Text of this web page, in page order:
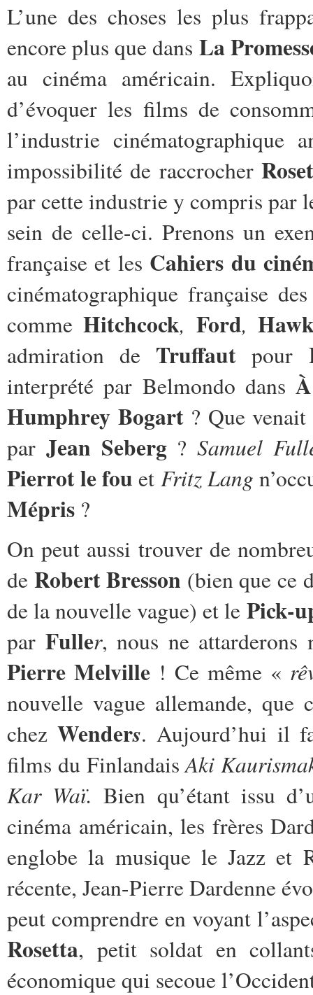
L’une des choses les plus
encore plus que dans La
au cinéma américain.
d’évoquer les films de
l’industrie
impossibilité de raccrocher
par cette industrie y compris par
sein de celle-ci. Prenons un
française et les Cahiers du
cinématographique française
commeHitchcock, Ford,
admiration de Truffaut pour
interprété par Belmondo dans
Humphrey Bogart? Que venait
par Jean Seberg?Samuel
Pierrot le fou et Fritz Lang
Mépris ?
On peut aussi trouver de
de Robert Bresson (bien que ce
de la nouvelle vague) et le Pick-
par Fuller, nous ne
Pierre Melville ! Ce même «
nouvelle vague allemande,
chezWenders. Aujourd’hui il
films du FinlandaisAki
Kar Waï. Bien qu’étant issu
cinéma américain, les frères
englobe la musique le Jazz et
récente, Jean-Pierre Dardenne
peut comprendre en voyant
Rosetta, petit soldat en
économique qui secoue